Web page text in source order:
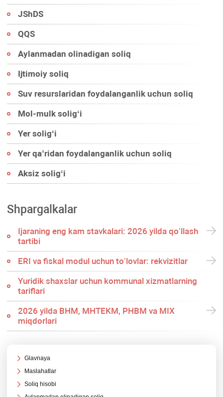
JShDS
QQS
Aylanmadan olinadigan soliq
Ijtimoiy soliq
Suv resurslaridan foydalanganlik uchun soliq
Mol-mulk soligʻi
Yer soligʻi
Yer qa’ridan foydalanganlik uchun soliq
Aksiz soligʻi
Shpargalkalar
Ijaraning eng kam stavkalari: 2026 yilda qoʻllash
tartibi
ERI va fiskal modul uchun toʻlovlar: rekvizitlar
Yuridik shaхslar uchun kommunal хizmatlarning
tariflari
2026 yilda BHM, MHTEKM, PHBM va MIX
miqdorlari
Glavnaya
Maslahatlar
Soliq hisobi